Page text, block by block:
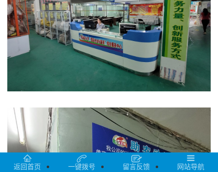
返回首页 一键拨号 留言反馈 网站导航